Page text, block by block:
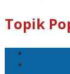
Topik